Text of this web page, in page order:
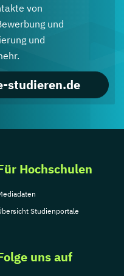
von
und
und
studieren.de
Hochschulen
Studienportale
uns auf